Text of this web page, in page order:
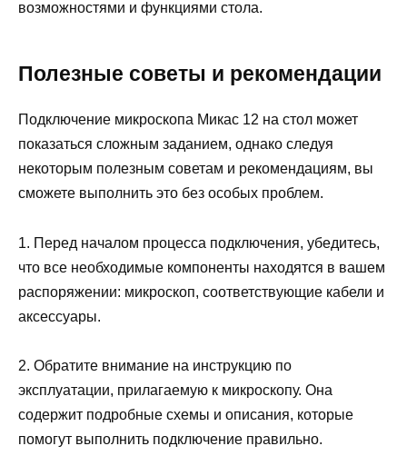
возможностями и функциями стола.
Полезные советы и рекомендации
Подключение микроскопа Микас 12 на стол может
показаться сложным заданием, однако следуя
некоторым полезным советам и рекомендациям, вы
сможете выполнить это без особых проблем.
1. Перед началом процесса подключения, убедитесь,
что все необходимые компоненты находятся в вашем
распоряжении: микроскоп, соответствующие кабели и
аксессуары.
2. Обратите внимание на инструкцию по
эксплуатации, прилагаемую к микроскопу. Она
содержит подробные схемы и описания, которые
помогут выполнить подключение правильно.